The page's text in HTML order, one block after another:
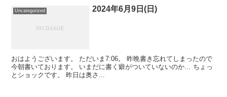
Uncategorized 2024年6月9日(日)
おはようございます。 ただいま7:06。 昨晩書き忘れてしまったので
今朝書いております。 いまだに書く癖がついていないのか… ちょっ
とショックです。 昨日は奥さ...